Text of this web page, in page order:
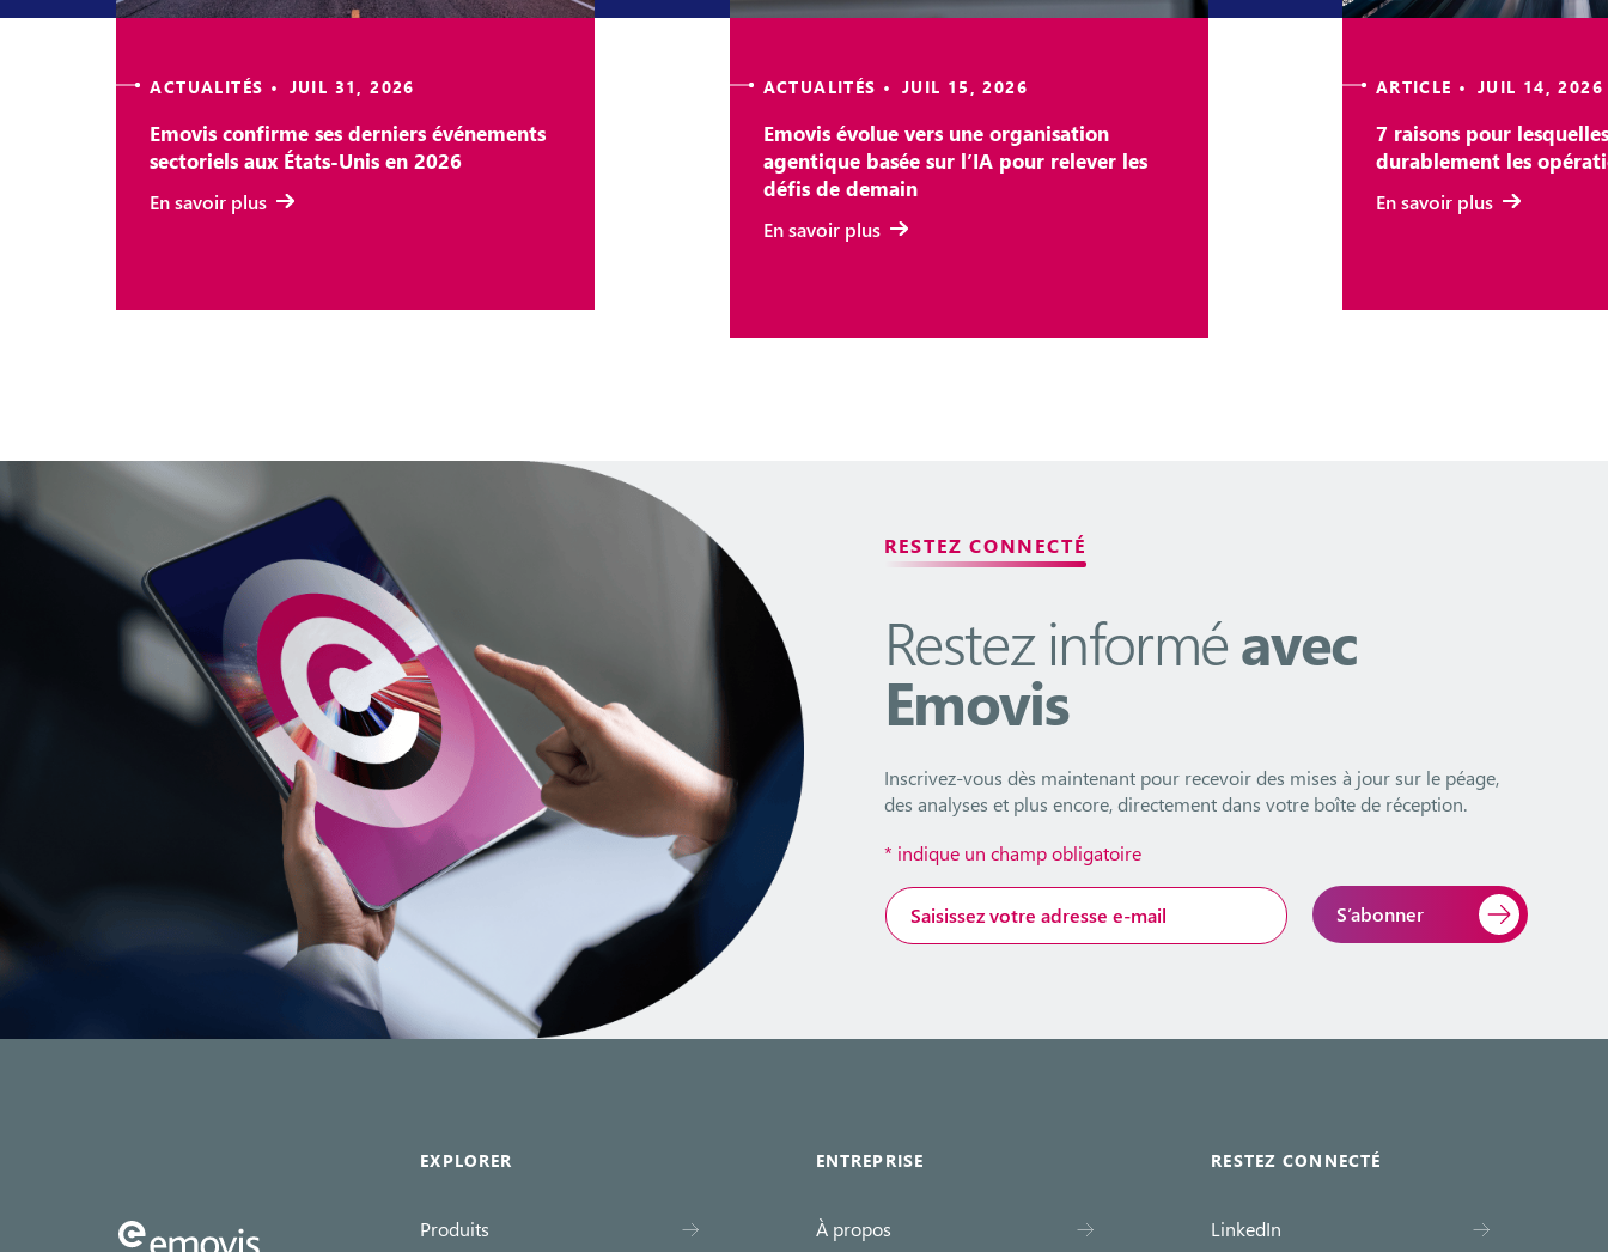
ACTUALITÉS • JUIL 31, 2026
Emovis confirme ses derniers événements
sectoriels aux États-Unis en 2026
En savoir plus
ACTUALITÉS • JUIL 15, 2026
Emovis évolue vers une organisation
agentique basée sur l’IA pour relever les
défis de demain
En savoir plus
ARTICLE • JUIL 14, 2026
7 raisons pour
durablement les
En savoir plus
RESTEZ CONNECTÉ
Restez informéavec
Emovis
Inscrivez-vous dès maintenant pour recevoir des mises à jour sur le péage,
des analyses et plus encore, directement dans votre boîte de réception.
* indique un champ obligatoire
Adresse
e-
EXPLORER
Produits
ENTREPRISE
À propos
RESTEZ CONNECTÉ
LinkedIn